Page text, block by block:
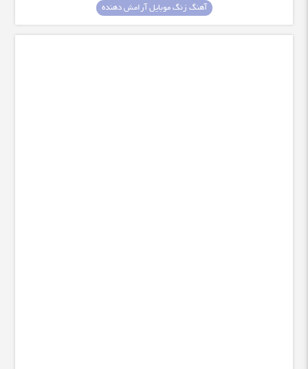
آهنگ زنگ موبایل آرامش دهنده